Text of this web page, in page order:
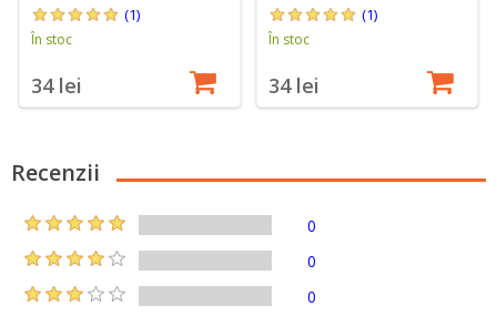
(1)
În stoc
34 lei
(1)
În stoc
34 lei
Recenzii
0
0
0